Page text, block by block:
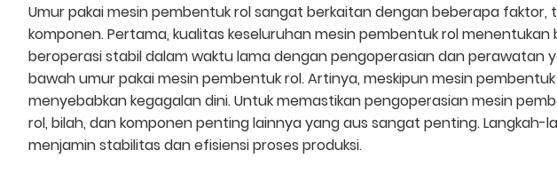
Umur pakai mesin pembentuk rol sangat berkaitan dengan beberapa
komponen. Pertama, kualitas keseluruhan mesin pembentuk rol
beroperasi stabil dalam waktu lama dengan pengoperasian dan
bawah umur pakai mesin pembentuk rol. Artinya, meskipun mesin
menyebabkan kegagalan dini. Untuk memastikan pengoperasian mesin
rol, bilah, dan komponen penting lainnya yang aus sangat penting.
menjamin stabilitas dan efisiensi proses produksi.